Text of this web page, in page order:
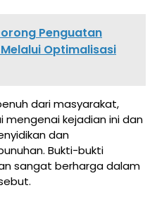
Penguatan
Optimalisasi
dari masyarakat,
mengenai kejadian ini dan
dan
Bukti-bukti
sangat berharga dalam